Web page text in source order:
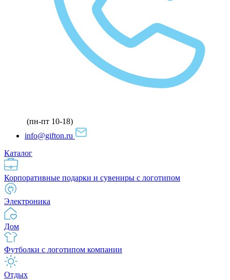
(пн-пт 10-18)
info@gifton.ru
Каталог
Корпоративные подарки и сувениры с логотипом
Электроника
Дом
Футболки с логотипом компании
Отдых